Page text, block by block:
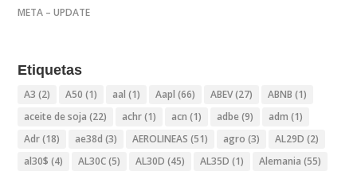
META – UPDATE
Etiquetas
A3 (2) A50 (1) aal (1) Aapl (66) ABEV(27) ABNB (1)
aceite de soja (22) achr(1) acn (1) adbe (9) adm (1)
Adr(18) ae38d (3) AEROLINEAS (51) agro (3) AL29D (2)
al30$ (4) AL30C(5) AL30D (45) AL35D (1) Alemania (55)